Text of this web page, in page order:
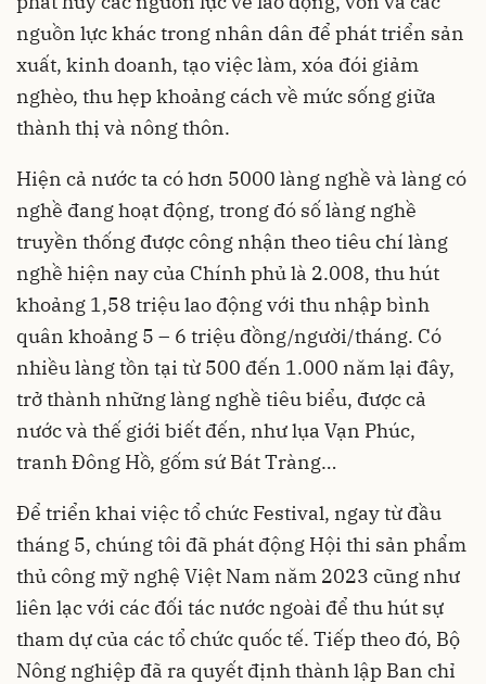
nguồn lực khác trong nhân dân để phát triển sản
xuất, kinh doanh, tạo việc làm, xóa đói giảm
nghèo, thu hẹp khoảng cách về mức sống giữa
thành thị và nông thôn.
Hiện cả nước ta có hơn 5000 làng nghề và làng có
nghề đang hoạt động, trong đó số làng nghề
truyền thống được công nhận theo tiêu chí làng
nghề hiện nay của Chính phủ là 2.008, thu hút
khoảng 1,58 triệu lao động với thu nhập bình
quân khoảng 5 – 6 triệu đồng/người/tháng. Có
nhiều làng tồn tại từ 500 đến 1.000 năm lại đây,
trở thành những làng nghề tiêu biểu, được cả
nước và thế giới biết đến, như lụa Vạn Phúc,
tranh Đông Hồ, gốm sứ Bát Tràng…
Để triển khai việc tổ chức Festival, ngay từ đầu
tháng 5, chúng tôi đã phát động Hội thi sản phẩm
thủ công mỹ nghệ Việt Nam năm 2023 cũng như
liên lạc với các đối tác nước ngoài để thu hút sự
tham dự của các tổ chức quốc tế. Tiếp theo đó, Bộ
Nông nghiệp đã ra quyết định thành lập Ban chỉ